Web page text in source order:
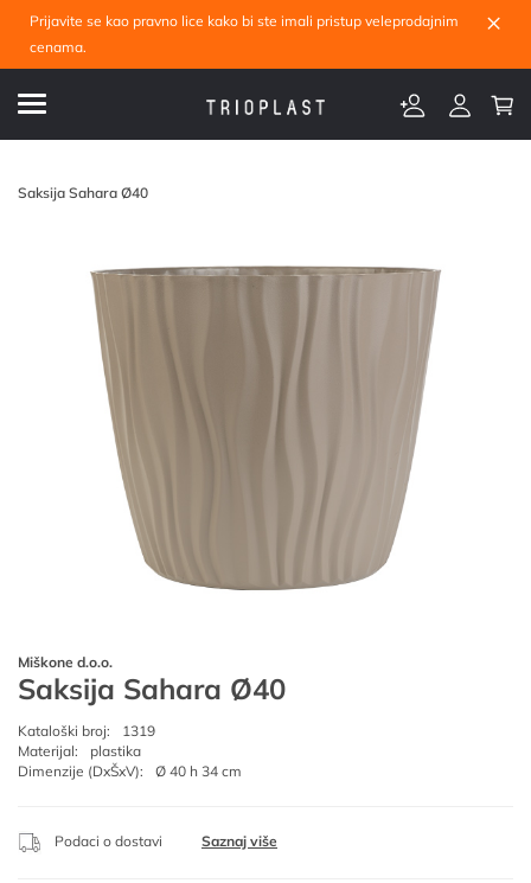
Prijavite se kao pravno lice kako bi ste imali pristup veleprodajnim
cenama.
×
Saksija Sahara Ø40
Miškone d.o.o.
Saksija Sahara Ø40
Kataloški broj:
1319
Materijal:
plastika
Dimenzije (DxŠxV):
Ø 40 h 34 cm
Podaci o dostavi Saznaj više